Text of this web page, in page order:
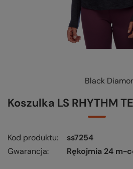
KUP-SPRAWDŹ-WYMIEŃ
Black
Koszulka LS RHYTHM
Kod produktu
ss7254
Gwarancja
Rękojmia 24 m-